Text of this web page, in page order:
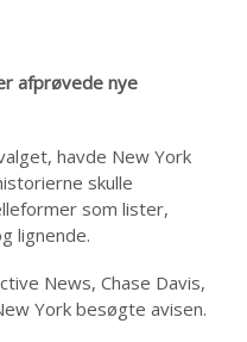
afprøvede nye
havde New York
skulle
som lister,
lignende.
News, Chase Davis,
York besøgte avisen.